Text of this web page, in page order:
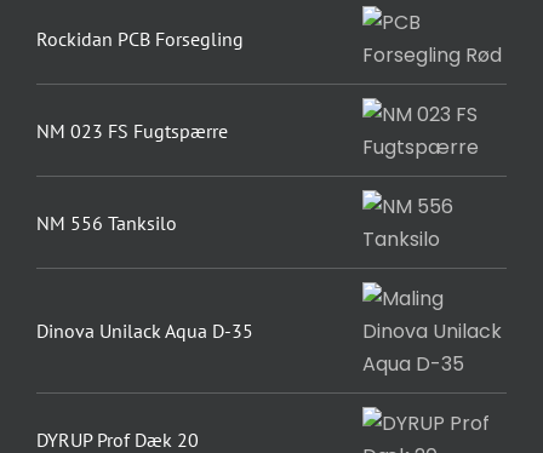
Rockidan PCB Forsegling
NM 023 FS Fugtspærre
NM 556 Tanksilo
Dinova Unilack Aqua D-35
DYRUP Prof Dæk 20